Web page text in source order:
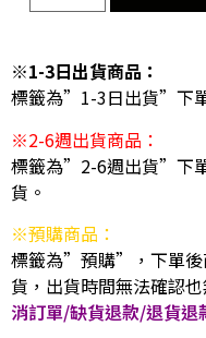
※1-3日出貨商品：
標籤為”1-3日出貨”下
※2-6週出貨商品：
標籤為”2-6週出貨”下
貨。
※預購商品：
標籤為”預購”，下單後
貨，出貨時間無法確認也
消訂單/缺貨退款/退貨退